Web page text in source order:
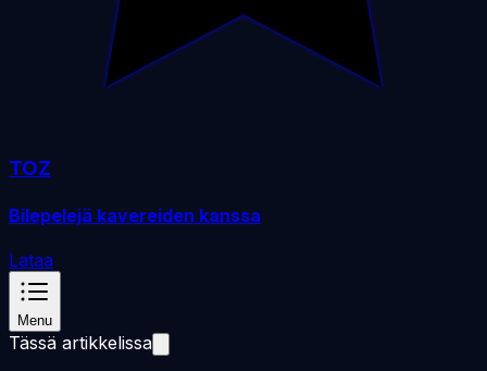
TOZ
Bilepelejä kavereiden kanssa
Lataa
Menu
Tässä artikkelissa